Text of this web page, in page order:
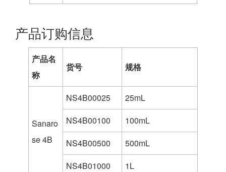
产品订购信息
产品名
称
货号 规格
Sanaro
se 4B
NS4B00025
25mL
NS4B00100
100mL
NS4B00500
500mL
NS4B01000
1L